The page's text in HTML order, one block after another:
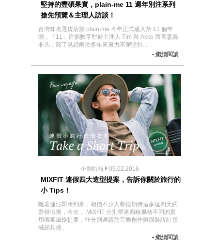
堅持的豐碩果實，plain-me 11 週年別注系列
搶先預覽＆主理人訪談！
台灣知名選貨店舖 plain-me 今年正式邁入第 11 個年
頭，「11」這個數字對於主理人 Tim 與 Akko 而言意義
非凡，除了見證兩位多年來努力不懈堅持...
- 繼續閱讀
企劃特輯 09.02.2016
MIXFIT 連假四大造型提案，告訴你關於旅行的
小 Tips！
隨著連假即將到來，相信不少人都很期待這多達四天的
難得假期，今次， MIXFIT 分別帶來四種風格不同的實
用假期風格提案，並分別邀請於音樂創作與服裝設計領
域頗具盛...
- 繼續閱讀